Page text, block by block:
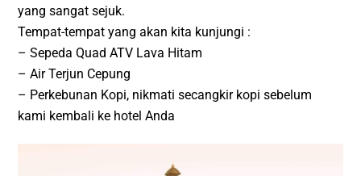
yang sangat sejuk.
Tempat-tempat yang akan kita kunjungi :
– Sepeda Quad ATV Lava Hitam
– Air Terjun Cepung
– Perkebunan Kopi, nikmati secangkir kopi sebelum
kami kembali ke hotel Anda